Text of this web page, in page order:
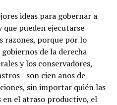
ideas para gobernar a
que pueden ejecutarse
razones, porque por lo
de la derecha
y los conservadores,
son cien años de
sin importar quién las
en el atraso productivo, el